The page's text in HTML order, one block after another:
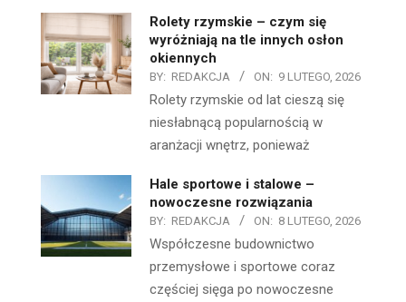
Rolety rzymskie – czym się
wyróżniają na tle innych osłon
okiennych
BY: REDAKCJA ON: 9 LUTEGO, 2026
Rolety rzymskie od lat cieszą się
niesłabnącą popularnością w
aranżacji wnętrz, ponieważ
Hale sportowe i stalowe –
nowoczesne rozwiązania
BY: REDAKCJA ON: 8 LUTEGO, 2026
Współczesne budownictwo
przemysłowe i sportowe coraz
częściej sięga po nowoczesne